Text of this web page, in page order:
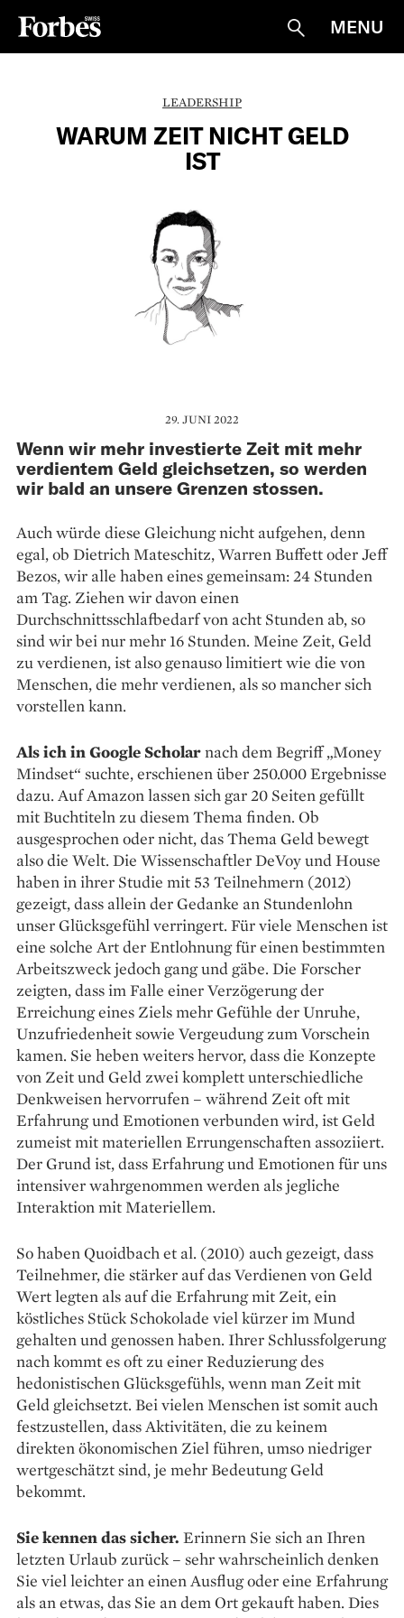
Suche
MENU
LEADERSHIP
WARUM ZEIT NICHT GELD
IST
29. JUNI 2022
Wenn wir mehr investierte Zeit mit mehr
verdientem Geld gleichsetzen, so werden
wir bald an unsere Grenzen stossen.
Auch würde diese Gleichung nicht aufgehen, denn
egal, ob Dietrich Mateschitz, Warren Buffett oder Jeff
Bezos, wir alle haben eines gemeinsam: 24 Stunden
am Tag. Ziehen wir davon einen
Durchschnittsschlafbedarf von acht Stunden ab, so
sind wir bei nur mehr 16 Stunden. Meine Zeit, Geld
zu verdienen, ist also genauso limitiert wie die von
Menschen, die mehr verdienen, als so mancher sich
vorstellen kann.
Als ich in Google Scholarnach dem Begriff „Money
Mindset“ suchte, erschienen über 250.000 Ergebnisse
dazu. Auf Amazon lassen sich gar 20 Seiten gefüllt
mit Buchtiteln zu diesem Thema finden. Ob
ausgesprochen oder nicht, das Thema Geld bewegt
also die Welt. Die Wissenschaftler DeVoy und House
haben in ihrer Studie mit 53 Teilnehmern (2012)
gezeigt, dass allein der Gedanke an Stundenlohn
unser Glücksgefühl verringert. Für viele Menschen ist
eine solche Art der Entlohnung für einen bestimmten
Arbeitszweck jedoch gang und gäbe. Die Forscher
zeigten, dass im Falle einer Verzögerung der
Erreichung eines Ziels mehr Gefühle der Unruhe,
Unzufriedenheit sowie Vergeudung zum Vorschein
kamen. Sie heben weiters hervor, dass die Konzepte
von Zeit und Geld zwei komplett unterschiedliche
Denkweisen hervorrufen – während Zeit oft mit
Erfahrung und Emotionen verbunden wird, ist Geld
zumeist mit materiellen Errungenschaften assoziiert.
Der Grund ist, dass Erfahrung und Emotionen für uns
intensiver wahrgenommen werden als jegliche
Interaktion mit Materiellem.
So haben Quoidbach et al. (2010) auch gezeigt, dass
Teilnehmer, die stärker auf das Verdienen von Geld
Wert legten als auf die Erfahrung mit Zeit, ein
köstliches Stück Schokolade viel kürzer im Mund
gehalten und genossen haben. Ihrer Schlussfolgerung
nach kommt es oft zu einer Reduzierung des
hedonistischen Glücksgefühls, wenn man Zeit mit
Geld gleichsetzt. Bei vielen Menschen ist somit auch
festzustellen, dass Aktivitäten, die zu keinem
direkten ökonomischen Ziel führen, umso niedriger
wertgeschätzt sind, je mehr Bedeutung Geld
bekommt.
Sie kennen das sicher. Erinnern Sie sich an Ihren
letzten Urlaub zurück – sehr wahrscheinlich denken
Sie viel leichter an einen Ausflug oder eine Erfahrung
als an etwas, das Sie an dem Ort gekauft haben. Dies